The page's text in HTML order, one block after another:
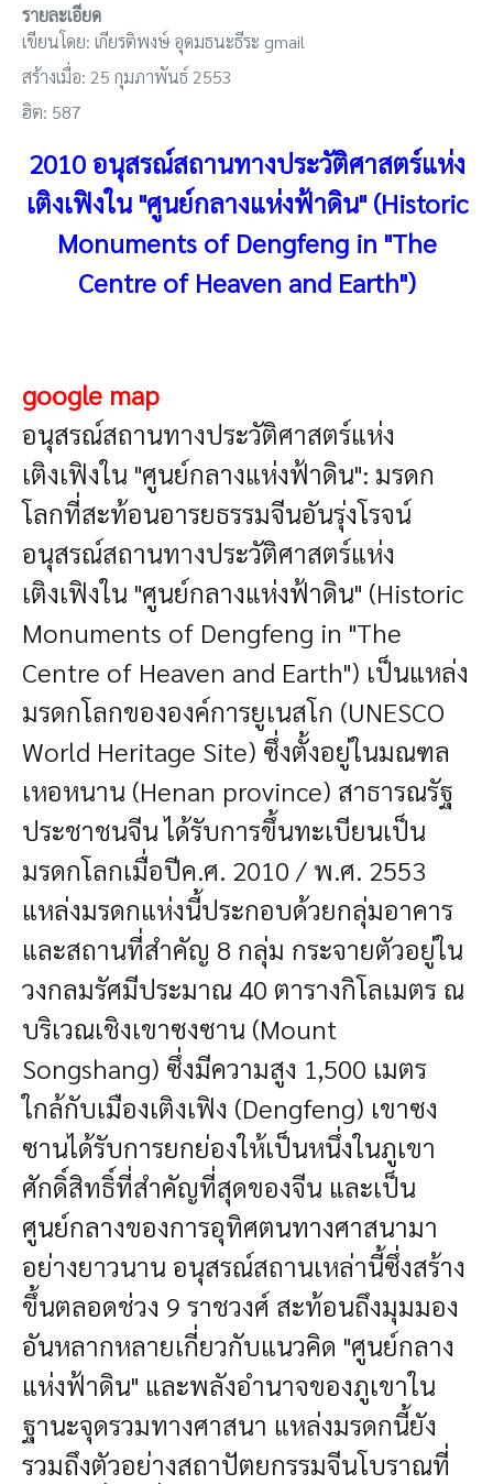
รายละเอียด
เขียนโดย: เกียรติพงษ์ อุดมธนะธีระ gmail
สร้างเมื่อ: 25 กุมภาพันธ์ 2553
ฮิต: 587
2010อนุสรณ์สถานทางประวัติศาสตร์แห่ง
เติงเฟิงใน "ศูนย์กลางแห่งฟ้าดิน" (Historic
Monuments of Dengfeng in "The
Centre of Heaven and Earth")
google map
อนุสรณ์สถานทางประวัติศาสตร์แห่ง
เติงเฟิงใน "ศูนย์กลางแห่งฟ้าดิน": มรดก
โลกที่สะท้อนอารยธรรมจีนอันรุ่งโรจน์
อนุสรณ์สถานทางประวัติศาสตร์แห่ง
เติงเฟิงใน "ศูนย์กลางแห่งฟ้าดิน" (Historic
Monuments of Dengfeng in "The
Centre of Heaven and Earth") เป็นแหล่ง
มรดกโลกขององค์การยูเนสโก (UNESCO
World Heritage Site) ซึ่งตั้งอยู่ในมณฑล
เหอหนาน (Henan province) สาธารณรัฐ
ประชาชนจีน ได้รับการขึ้นทะเบียนเป็น
มรดกโลกเมื่อปีค.ศ. 2010 / พ.ศ. 2553
แหล่งมรดกแห่งนี้ประกอบด้วยกลุ่มอาคาร
และสถานที่สำคัญ 8 กลุ่ม กระจายตัวอยู่ใน
วงกลมรัศมีประมาณ 40 ตารางกิโลเมตร ณ
บริเวณเชิงเขาซงซาน (Mount
Songshang) ซึ่งมีความสูง 1,500 เมตร
ใกล้กับเมืองเติงเฟิง (Dengfeng) เขาซง
ซานได้รับการยกย่องให้เป็นหนึ่งในภูเขา
ศักดิ์สิทธิ์ที่สำคัญที่สุดของจีน และเป็น
ศูนย์กลางของการอุทิศตนทางศาสนามา
อย่างยาวนาน อนุสรณ์สถานเหล่านี้ซึ่งสร้าง
ขึ้นตลอดช่วง 9 ราชวงศ์ สะท้อนถึงมุมมอง
อันหลากหลายเกี่ยวกับแนวคิด "ศูนย์กลาง
แห่งฟ้าดิน" และพลังอำนาจของภูเขาใน
ฐานะจุดรวมทางศาสนา แหล่งมรดกนี้ยัง
รวมถึงตัวอย่างสถาปัตยกรรมจีนโบราณที่